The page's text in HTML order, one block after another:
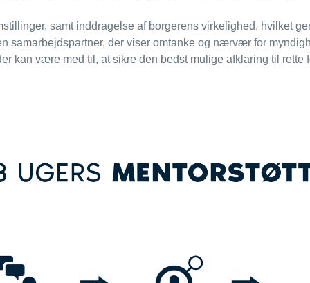
samt inddragelse af borgerens virkelighed, hvilket
samarbejdspartner, der viser omtanke og nærvær for
kan være med til, at sikre den bedst mulige afklaring til rette